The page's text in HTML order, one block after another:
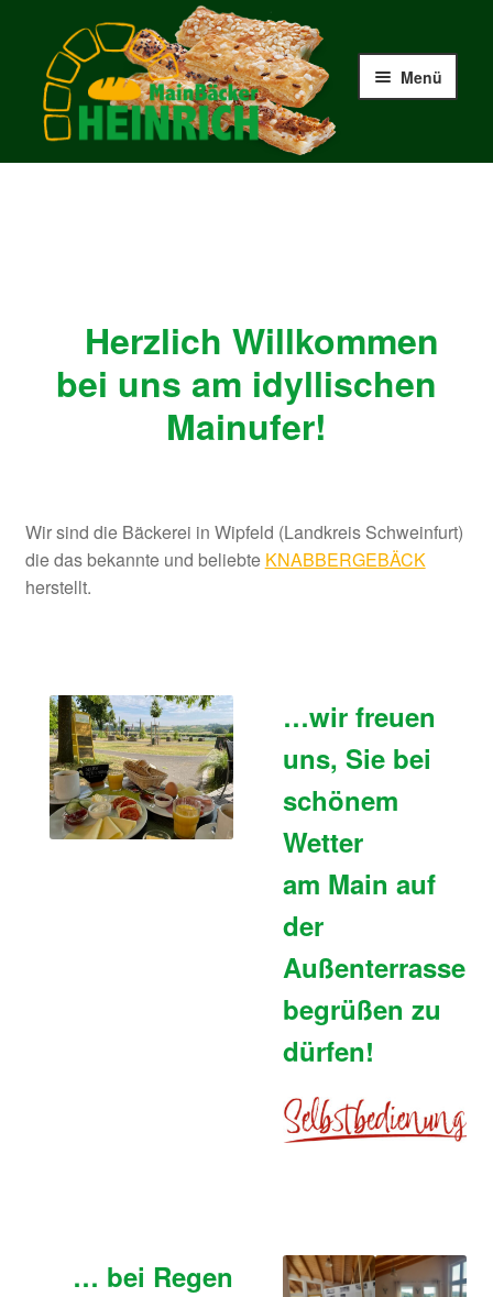
Navigation
springen
Inhalt
springen
Menü
Filialen
Verkaufstellen
Mein Konto
Allgemeine Geschäftsbedingungen
Cookie Einstellungen
Datenschutzerklärung
Herzlich Willkommen
bei uns am idyllischen
Mainufer!
Wir sind die Bäckerei in Wipfeld (Landkreis Schweinfurt)
die das bekannte und beliebte KNABBERGEBÄCK
herstellt.
…wir freuen
uns, Sie bei
schönem
Wetter
am Main auf
der
Außenterrasse
begrüßen zu
dürfen!
… bei Regen